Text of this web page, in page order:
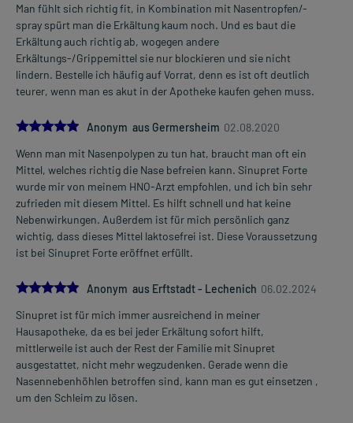
Man fühlt sich richtig fit, in Kombination mit Nasentropfen/-
spray spürt man die Erkältung kaum noch. Und es baut die
Erkältung auch richtig ab, wogegen andere
Erkältungs-/Grippemittel sie nur blockieren und sie nicht
lindern. Bestelle ich häufig auf Vorrat, denn es ist oft deutlich
teurer, wenn man es akut in der Apotheke kaufen gehen muss.
5.0Anonym aus Germersheim 02.08.2020
Wenn man mit Nasenpolypen zu tun hat, braucht man oft ein
Mittel, welches richtig die Nase befreien kann. Sinupret Forte
wurde mir von meinem HNO-Arzt empfohlen, und ich bin sehr
zufrieden mit diesem Mittel. Es hilft schnell und hat keine
Nebenwirkungen. Außerdem ist für mich persönlich ganz
wichtig, dass dieses Mittel laktosefrei ist. Diese Voraussetzung
ist bei Sinupret Forte eröffnet erfüllt.
5.0Anonym aus Erftstadt - Lechenich 06.02.2024
Sinupret ist für mich immer ausreichend in meiner
Hausapotheke, da es bei jeder Erkältung sofort hilft,
mittlerweile ist auch der Rest der Familie mit Sinupret
ausgestattet, nicht mehr wegzudenken. Gerade wenn die
Nasennebenhöhlen betroffen sind, kann man es gut einsetzen ,
um den Schleim zu lösen.